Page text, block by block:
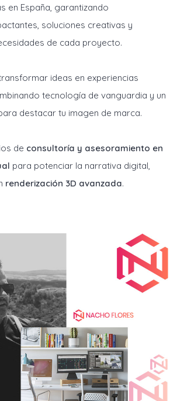
en España, garantizando
soluciones creativas y
de cada proyecto.
ideas en experiencias
tecnología de vanguardia y un
destacar tu imagen de marca.
de consultoría y asesoramiento en
para potenciar la narrativa digital,
renderización 3D avanzada.